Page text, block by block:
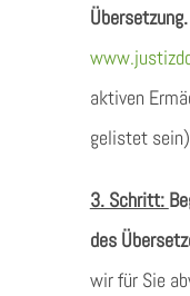
Übersetzung.
aktiven
gelistet sein)
3. Schritt:
des
wir für Sie